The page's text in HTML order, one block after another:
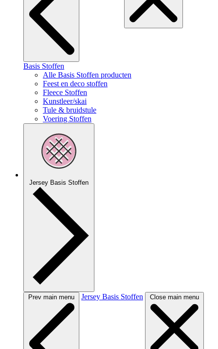
Basis Stoffen
Alle Basis Stoffen producten
Feest en deco stoffen
Fleece Stoffen
Kunstleer/skai
Tule & bruidstule
Voering Stoffen
Jersey Basis Stoffen
Prev main menu Jersey Basis Stoffen Close main menu